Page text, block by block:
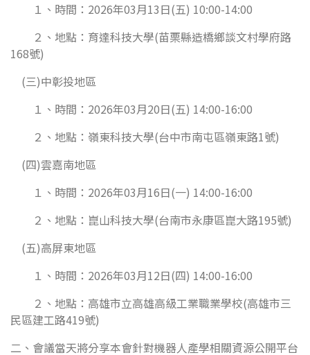
１、時間：2026年03月13日(五) 10:00-14:00
２、地點：育達科技大學(苗栗縣造橋鄉談文村學府路
168號)
(三)中彰投地區
１、時間：2026年03月20日(五) 14:00-16:00
２、地點：嶺東科技大學(台中市南屯區嶺東路1號)
(四)雲嘉南地區
１、時間：2026年03月16日(一) 14:00-16:00
２、地點：崑山科技大學(台南市永康區崑大路195號)
(五)高屏東地區
１、時間：2026年03月12日(四) 14:00-16:00
２、地點：高雄市立高雄高級工業職業學校(高雄市三
民區建工路419號)
二、會議當天將分享本會針對機器人產學相關資源公開平台